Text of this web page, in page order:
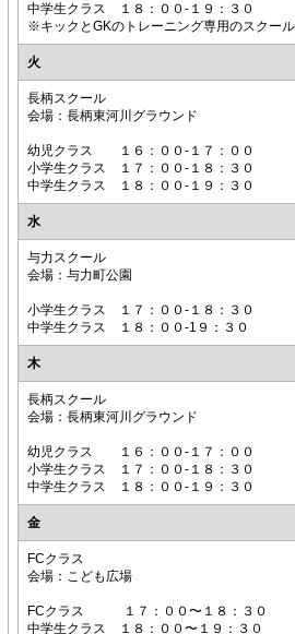
中学生クラス １８：００-１９：３０
※キックとGKのトレーニング専用のスクール
火
長柄スクール
会場：長柄東河川グラウンド
幼児クラス １６：００-１７：００
小学生クラス １７：００-１８：３０
中学生クラス １８：００-１９：３０
水
与力スクール
会場：与力町公園
小学生クラス １７：００-１８：３０
中学生クラス １８：００-1９：３０
木
長柄スクール
会場：長柄東河川グラウンド
幼児クラス １６：００-１７：００
小学生クラス １７：００-１８：３０
中学生クラス １８：００-１９：３０
金
FCクラス
会場：こども広場
FCクラス １７：００〜１８：３０
中学生クラス １８：００〜１９：３０